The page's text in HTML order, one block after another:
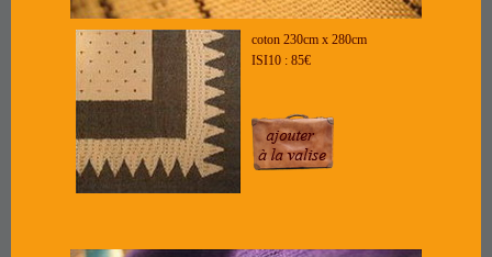
coton 230cm x 280cm
ISI10 : 85€